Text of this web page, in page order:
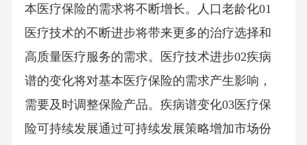
本医疗保险的需求将不断增长。人口老龄化01
医疗技术的不断进步将带来更多的治疗选择和
高质量医疗服务的需求。医疗技术进步02疾病
谱的变化将对基本医疗保险的需求产生影响，
需要及时调整保险产品。疾病谱变化03医疗保
险可持续发展通过可持续发展策略增加市场份